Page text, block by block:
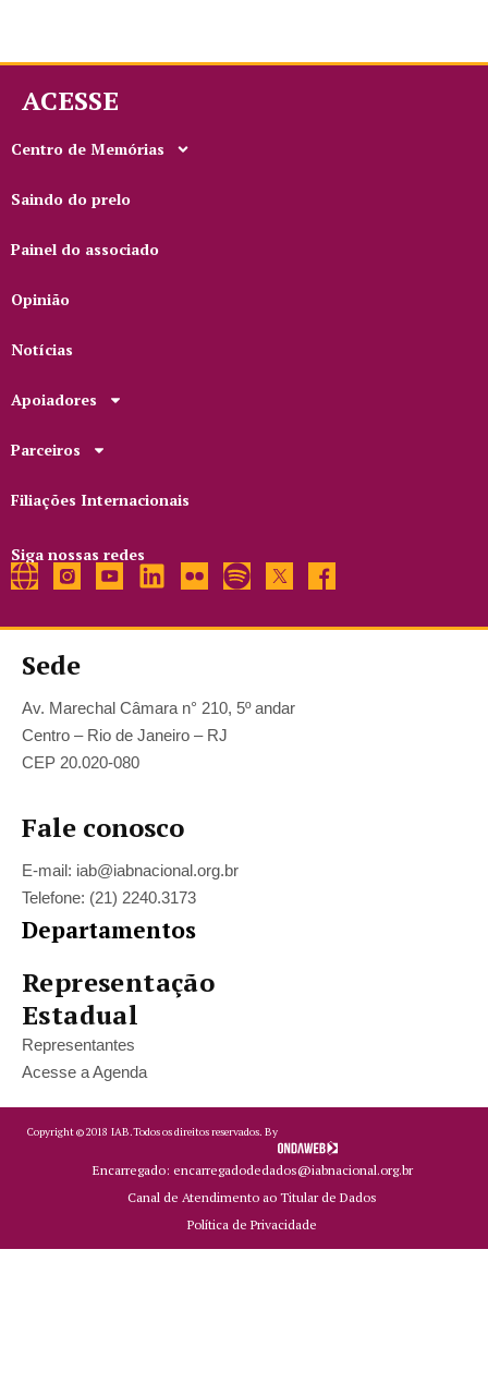
ACESSE
Centro de Memórias
Saindo do prelo
Painel do associado
Opinião
Notícias
Apoiadores
Parceiros
Filiações Internacionais
Siga nossas redes
Sede
Av. Marechal Câmara n° 210, 5º andar
Centro – Rio de Janeiro – RJ
CEP 20.020-080
Fale conosco
E-mail: iab@iabnacional.org.br
Telefone: (21) 2240.3173
Departamentos
Representação
Estadual
Representantes
Acesse a Agenda
Copyright ©2018 IAB.Todos os direitos reservados. By
Encarregado: encarregadodedados@iabnacional.org.br
Canal de Atendimento ao Titular de Dados
Política de Privacidade